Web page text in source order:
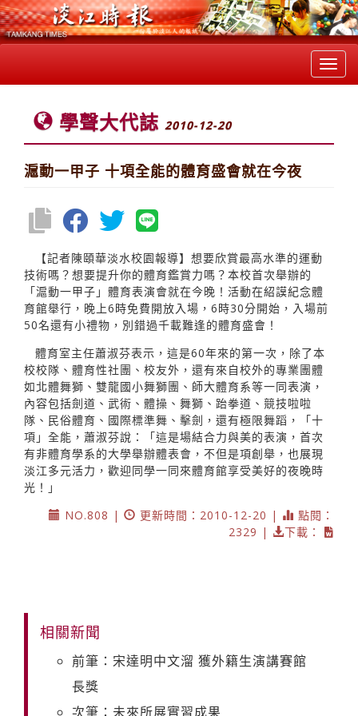
學聲大代誌 2010-12-20
滬動一甲子 十項全能的體育盛會就在今夜
【記者陳頤華淡水校園報導】想要欣賞最高水準的運動
技術嗎？想要提升你的體育鑑賞力嗎？本校首次舉辦的
「滬動一甲子」體育表演會就在今晚！活動在紹謨紀念體
育館舉行，晚上6時免費開放入場，6時30分開始，入場前
50名還有小禮物，別錯過千載難逢的體育盛會！
體育室主任蕭淑芬表示，這是60年來的第一次，除了本
校校隊、體育性社團、校友外，還有來自校外的專業團體
如北體舞獅、雙龍國小舞獅團、師大體育系等一同表演，
內容包括劍道、武術、體操、舞獅、跆拳道、競技啦啦
隊、民俗體育、國際標準舞、擊劍，還有極限舞蹈，「十
項」全能，蕭淑芬說：「這是場結合力與美的表演，首次
有非體育學系的大學舉辦體表會，不但是項創舉，也展現
淡江多元活力，歡迎同學一同來體育館享受美好的夜晚時
光！」
NO.808 |
更新時間：2010-12-20 |
點閱：
2329 |
下載：
相關新聞
前筆：宋達明中文溜 獲外籍生演講賽館
長獎
次筆：未來所展實習成果